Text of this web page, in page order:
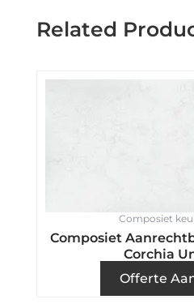
Related
Composiet
Composiet
Corchia
Offerte